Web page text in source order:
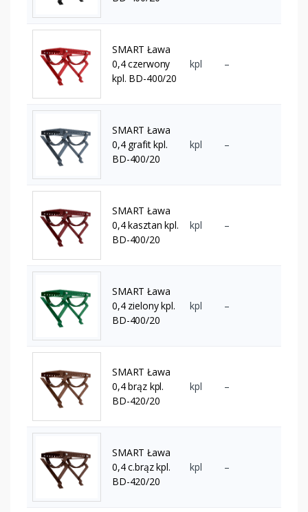
SMART Ława
0,4 czerwony
kpl. BD-400/20
kpl –
SMART Ława
0,4 grafit kpl.
BD-400/20
kpl –
SMART Ława
0,4 kasztan kpl.
BD-400/20
kpl –
SMART Ława
0,4 zielony kpl.
BD-400/20
kpl –
SMART Ława
0,4 brąz kpl.
BD-420/20
kpl –
SMART Ława
0,4 c.brąz kpl.
BD-420/20
kpl –